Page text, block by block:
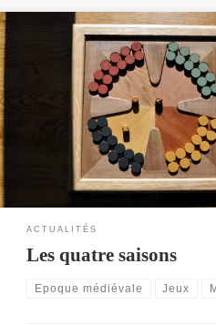
Ou "Le tour du monde" - Un jeu de
porteur d'une forte symbolique
ACTUALITÉS
Les quatre saisons
Epoque médiévale Jeux